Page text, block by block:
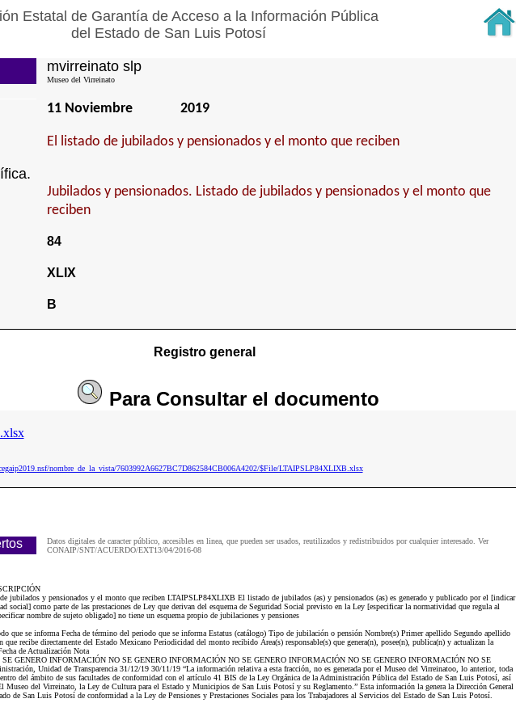
Estatal de Garantía de Acceso a la Información Pública
del Estado de San Luis Potosí
mvirreinato slp
Museo del Virreinato
11 Noviembre 2019
El listado de jubilados y pensionados y el monto que reciben
Jubilados y pensionados. Listado de jubilados y pensionados y el monto que
reciben
84
XLIX
B
Registro general
Para Consultarel documento
nombre_de_la_vista/7603992A6627BC7D862584CB006A4202/$File/LTAIPSLP84XLIXB.xlsx
Datos digitales de caracter público, accesibles en linea, que pueden ser usados, reutilizados y redistribuidos por cualquier interesado. Ver
CONAIP/SNT/ACUERDO/EXT13/04/2016-08
jubilados y pensionados y el monto que reciben LTAIPSLP84XLIXB El listado de jubilados (as) y pensionados (as) es generado y publicado por el [indicar
social] como parte de las prestaciones de Ley que derivan del esquema de Seguridad Social previsto en la Ley [especificar la normatividad que regula al
nombre de sujeto obligado] no tiene un esquema propio de jubilaciones y pensiones
que se informa Fecha de término del periodo que se informa Estatus (catálogo) Tipo de jubilación o pensión Nombre(s) Primer apellido Segundo apellido
recibe directamente del Estado Mexicano Periodicidad del monto recibido Área(s) responsable(s) que genera(n), posee(n), publica(n) y actualizan la
de Actualización Nota
SE GENERO INFORMACIÓN NO SE GENERO INFORMACIÓN NO SE GENERO INFORMACIÓN NO SE GENERO INFORMACIÓN NO SE
Unidad de Transparencia 31/12/19 30/11/19 “La información relativa a esta fracción, no es generada por el Museo del Virreinatoo, lo anterior, toda
del ámbito de sus facultades de conformidad con el artículo 41 BIS de la Ley Orgánica de la Administración Pública del Estado de San Luis Potosí, así
Museo del Virreinato, la Ley de Cultura para el Estado y Municipios de San Luis Potosí y su Reglamento.” Esta información la genera la Dirección General
de San Luis Potosí de conformidad a la Ley de Pensiones y Prestaciones Sociales para los Trabajadores al Servicios del Estado de San Luis Potosí.